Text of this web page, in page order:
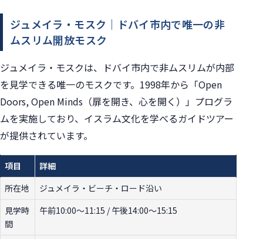
ジュメイラ・モスク｜ドバイ市内で唯一の非
ムスリム開放モスク
ジュメイラ・モスクは、ドバイ市内で非ムスリムが内部
を見学できる唯一のモスクです。1998年から「Open
Doors, Open Minds（扉を開き、心を開く）」プログラ
ムを実施しており、イスラム文化を学べるガイドツアー
が提供されています。
項目
詳細
所在地
ジュメイラ・ビーチ・ロード沿い
見学時
間
午前10:00〜11:15 / 午後14:00〜15:15